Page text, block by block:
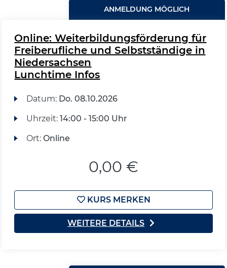
ANMELDUNG MÖGLICH
Online: Weiterbildungsförderung für
Freiberufliche und Selbstständige in
Niedersachsen
Lunchtime Infos
Datum: Do. 08.10.2026
Uhrzeit: 14:00 - 15:00 Uhr
Ort: Online
0,00 €
KURS MERKEN
WEITERE DETAILS